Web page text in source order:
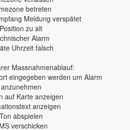
betreten
Meldung verspätet
Position zu alt
Alarm
Uhrzeit falsch
Massnahmenablauf:
eingegeben werden um Alarm
anzunehmen
auf Karte anzeigen
anzeigen
Ton abspielen
verschicken